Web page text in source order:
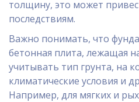
толщину, это может
последствиям.
Важно понимать, что
бетонная плита, лежащая
учитывать тип грунта, на
климатические условия и
Например, для мягких и